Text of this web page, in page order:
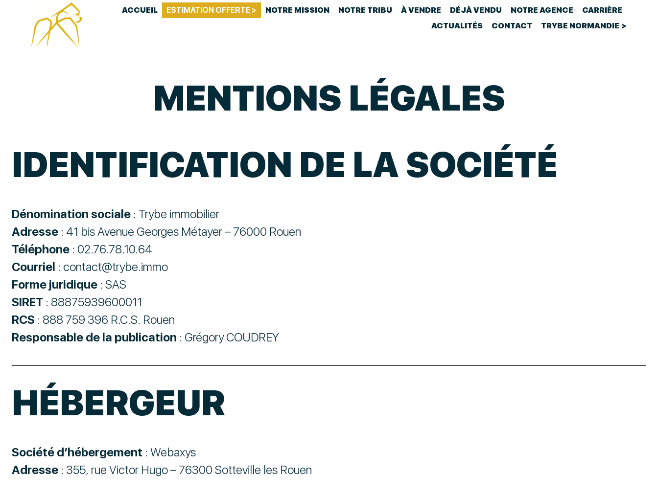
ACCUEIL ESTIMATION OFFERTE > NOTRE MISSION NOTRE TRIBU À VENDRE DÉJÀ VENDU NOTRE AGENCE
CARRIÈRE
ACTUALITÉS
CONTACT TRYBE NORMANDIE >
MENTIONS LÉGALES
IDENTIFICATION DE LA SOCIÉTÉ
Dénomination sociale : Trybe immobilier
Adresse : 41 bis Avenue Georges Métayer – 76000 Rouen
Téléphone : 02.76.78.10.64
Courriel : contact@trybe.immo
Forme juridique : SAS
SIRET : 88875939600011
RCS : 888 759 396 R.C.S. Rouen
Responsable de la publication : Grégory COUDREY
HÉBERGEUR
Société d’hébergement : Webaxys
Adresse : 355, rue Victor Hugo – 76300 Sotteville les Rouen